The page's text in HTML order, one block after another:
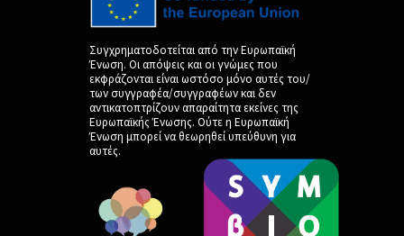
Συγχρηματοδοτείται από την Ευρωπαϊκή
Ένωση. Οι απόψεις και οι γνώμες που
εκφράζονται είναι ωστόσο μόνο αυτές του/
των συγγραφέα/συγγραφέων και δεν
αντικατοπτρίζουν απαραίτητα εκείνες της
Ευρωπαϊκής Ένωσης. Ούτε η Ευρωπαϊκή
Ένωση μπορεί να θεωρηθεί υπεύθυνη για
αυτές.